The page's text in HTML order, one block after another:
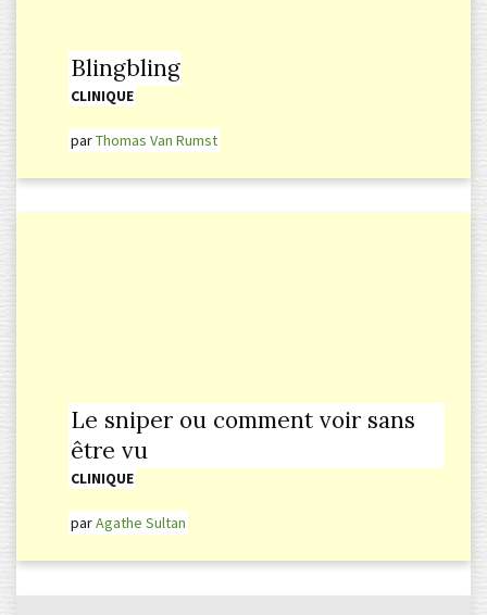
Blingbling
CLINIQUE
parThomas Van Rumst
Le sniper ou comment voir sans
être vu
CLINIQUE
parAgathe Sultan